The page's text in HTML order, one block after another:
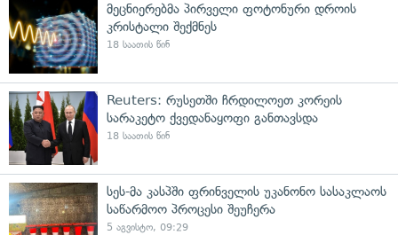
მეცნიერებმა პირველი ფოტონური დროის
კრისტალი შექმნეს
18 საათის წინ
Reuters: რუსეთში ჩრდილოეთ კორეის
სარაკეტო ქვედანაყოფი განთავსდა
18 საათის წინ
სეს-მა კასპში ფრინველის უკანონო სასაკლაოს
საწარმოო პროცესი შეუჩერა
5 აგვისტო, 09:29